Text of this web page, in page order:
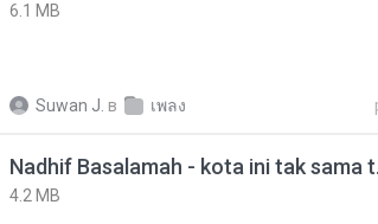
6.1 MB
Suwan J. в เพลง
Nadhif
4.2 MB